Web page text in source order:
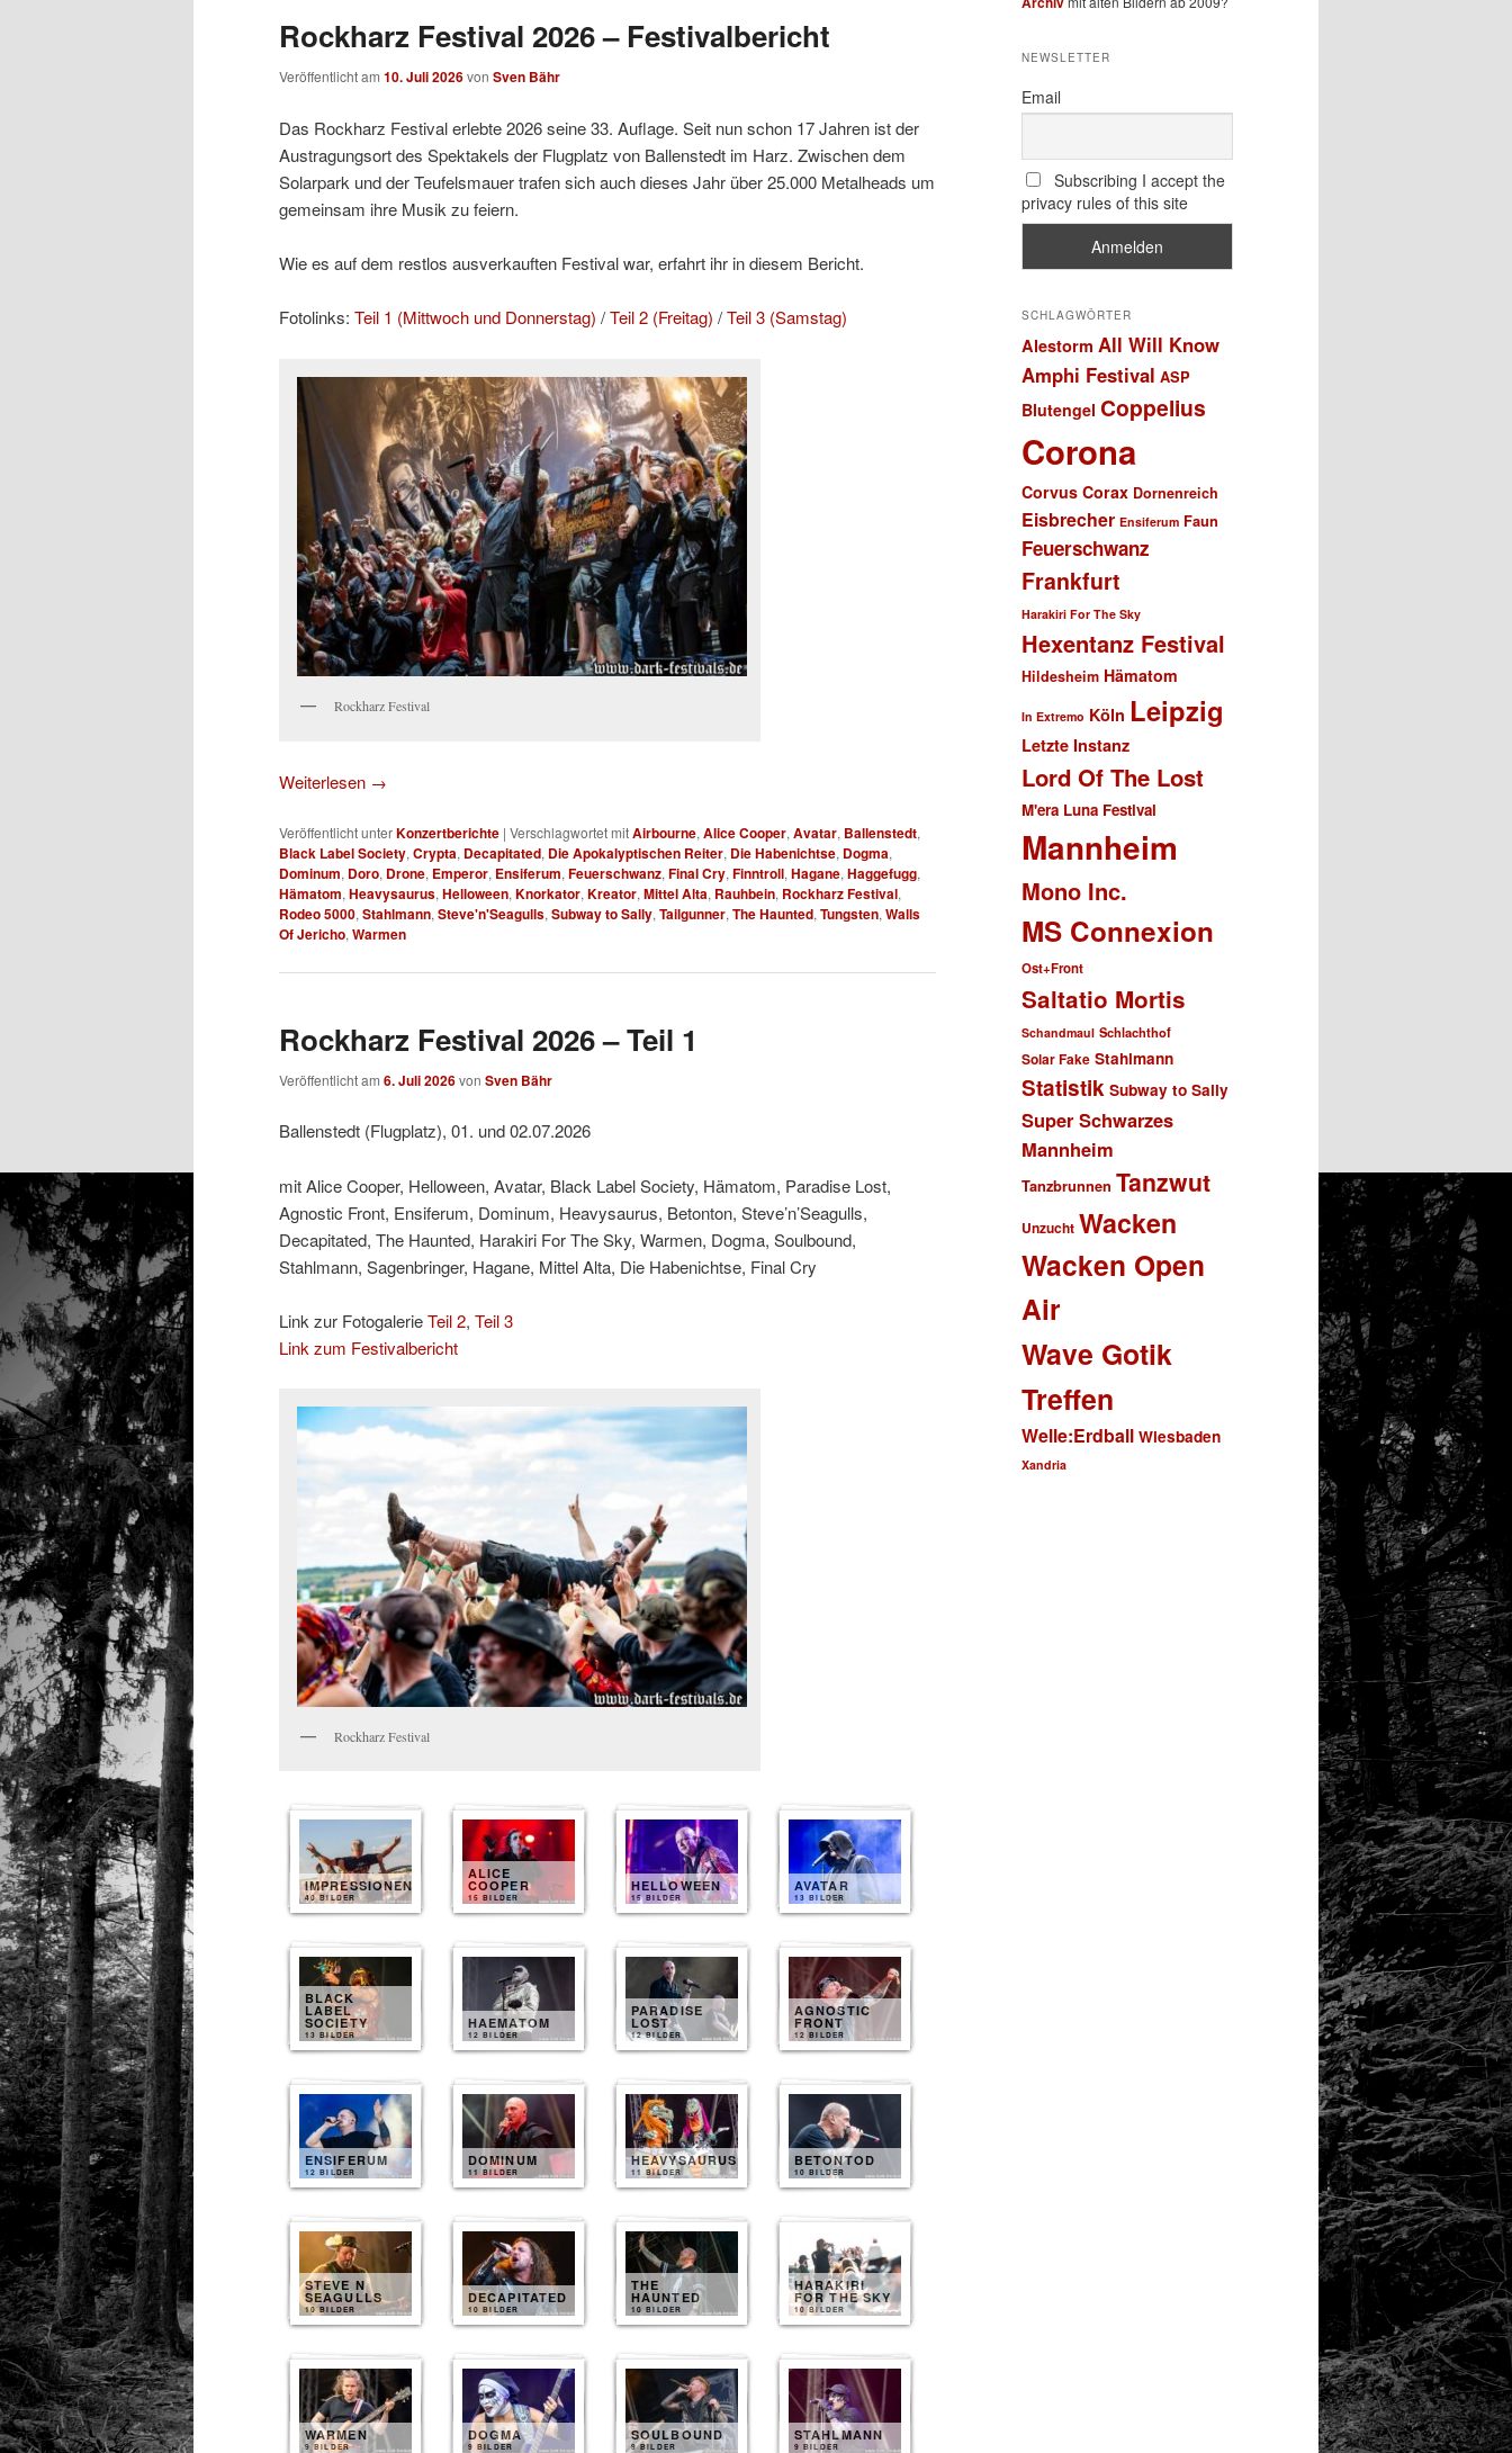
Rockharz Festival 2026 – Festivalbericht
Veröffentlicht am 10. Juli 2026von Sven Bähr
Das Rockharz Festival erlebte 2026 seine 33. Auflage. Seit nun schon 17 Jahren ist der
Austragungsort des Spektakels der Flugplatz von Ballenstedt im Harz. Zwischen dem
Solarpark und der Teufelsmauer trafen sich auch dieses Jahr über 25.000 Metalheads um
gemeinsam ihre Musik zu feiern.
Wie es auf dem restlos ausverkauften Festival war, erfahrt ihr in diesem Bericht.
Fotolinks: Teil 1 (Mittwoch und Donnerstag) /Teil 2 (Freitag) /Teil 3 (Samstag)
Rockharz Festival
Weiterlesen →
Veröffentlicht unterKonzertberichte | Verschlagwortet mitAirbourne, Alice Cooper, Avatar, Ballenstedt,
Black Label Society, Crypta, Decapitated, Die Apokalyptischen Reiter, Die Habenichtse, Dogma,
Dominum, Doro, Drone, Emperor, Ensiferum, Feuerschwanz, Final Cry, Finntroll, Hagane, Haggefugg,
Hämatom, Heavysaurus, Helloween, Knorkator, Kreator, Mittel Alta, Rauhbein, Rockharz Festival,
Rodeo 5000, Stahlmann, Steve'n'Seagulls, Subway to Sally, Tailgunner, The Haunted, Tungsten, Walls
Of Jericho, Warmen
Rockharz Festival 2026 – Teil 1
Veröffentlicht am 6. Juli 2026von Sven Bähr
Ballenstedt (Flugplatz), 01. und 02.07.2026
mit Alice Cooper, Helloween, Avatar, Black Label Society, Hämatom, Paradise Lost,
Agnostic Front, Ensiferum, Dominum, Heavysaurus, Betonton, Steve’n’Seagulls,
Decapitated, The Haunted, Harakiri For The Sky, Warmen, Dogma, Soulbound,
Stahlmann, Sagenbringer, Hagane, Mittel Alta, Die Habenichtse, Final Cry
Link zur FotogalerieTeil 2, Teil 3
Link zum Festivalbericht
Rockharz Festival
IMPRESSIONEN
40 BILDER
ALICE
COOPER
15 BILDER
HELLOWEEN
15 BILDER
AVATAR
13 BILDER
BLACK
LABEL
SOCIETY
13 BILDER
HAEMATOM
12 BILDER
PARADISE
LOST
12 BILDER
AGNOSTIC
FRONT
12 BILDER
ENSIFERUM
12 BILDER
DOMINUM
11 BILDER
HEAVYSAURUS
11 BILDER
BETONTOD
10 BILDER
STEVE N
SEAGULLS
10 BILDER
DECAPITATED
10 BILDER
THE
HAUNTED
10 BILDER
HARAKIRI
FOR THE SKY
10 BILDER
WARMEN
9 BILDER
DOGMA
9 BILDER
SOULBOUND
9 BILDER
STAHLMANN
9 BILDER
NEWSLETTER
Email
Subscribing I accept the
privacy rules of this site
SCHLAGWÖRTER
Alestorm All Will Know
Amphi Festival ASP
Blutengel Coppelius
Corona
Corvus Corax Dornenreich
Eisbrecher Ensiferum Faun
Feuerschwanz
Frankfurt
Harakiri For The Sky
Hexentanz Festival
Hildesheim Hämatom
In Extremo Köln Leipzig
Letzte Instanz
Lord Of The Lost
M'era Luna Festival
Mannheim
Mono Inc.
MS Connexion
Ost+Front
Saltatio Mortis
Schandmaul Schlachthof
Solar Fake Stahlmann
Statistik Subway to Sally
Super Schwarzes
Mannheim
Tanzbrunnen Tanzwut
Unzucht Wacken
Wacken Open
Air
Wave Gotik
Treffen
Welle:Erdball Wiesbaden
Xandria